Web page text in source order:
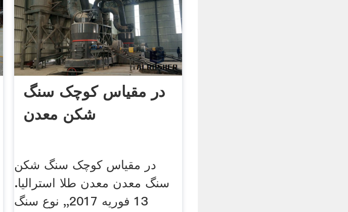
در مقیاس کوچک سنگ
شکن معدن
در مقیاس کوچک سنگ شکن
سنگ معدن معدن طلا استرالیا.
13 فوریه 2017,, نوع سنگ